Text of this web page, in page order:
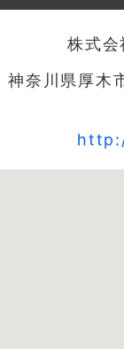
株式
神奈川県厚木